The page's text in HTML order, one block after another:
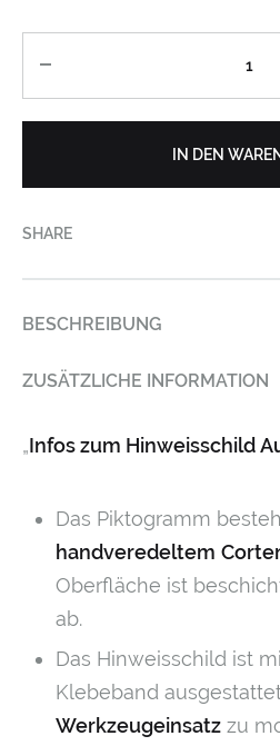
IN DEN
SHARE
BESCHREIBUNG
ZUSÄTZLICHE INFORMATION
„Infos zum Hinweisschild
Das Piktogramm
handveredeltem
Oberfläche ist
ab.
Das Hinweisschild ist
Klebeband
Werkzeugeinsatz zu